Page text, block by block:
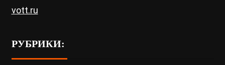
vott.ru
РУБРИКИ: